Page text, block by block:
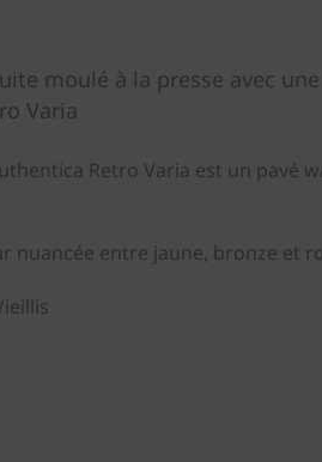
moulé à la presse avec
Varia
Retro Varia est un pavé
nuancée entre jaune, bronze et